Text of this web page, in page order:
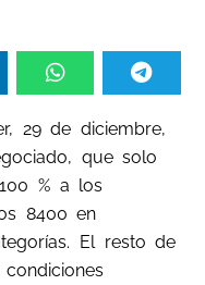
29 de diciembre,
que solo
% a los
8400 en
El resto de